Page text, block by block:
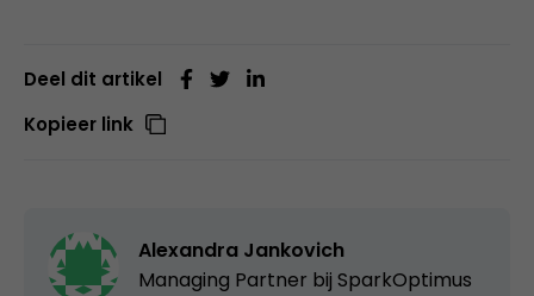
Deel dit artikel
Kopieer link
Alexandra Jankovich
Managing Partner bij SparkOptimus